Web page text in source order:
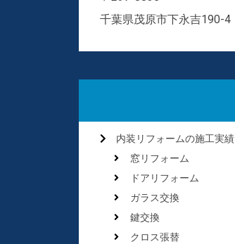
千葉県茂原市下永吉190-4
内装リフォームの施工実績
窓リフォーム
ドアリフォーム
ガラス交換
鍵交換
クロス張替